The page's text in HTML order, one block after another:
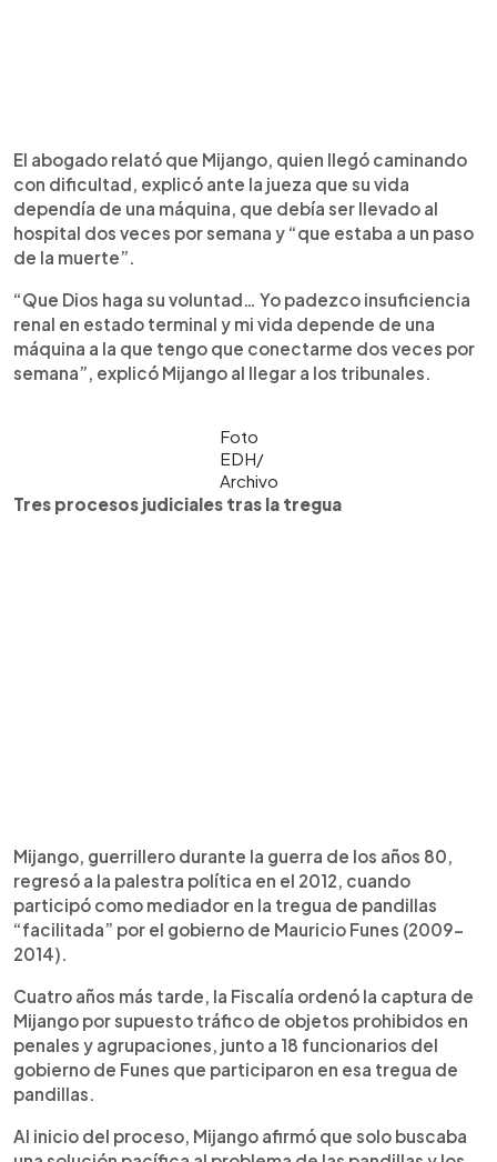
El abogado relató que Mijango, quien llegó caminando
con dificultad, explicó ante la jueza que su vida
dependía de una máquina, que debía ser llevado al
hospital dos veces por semana y “que estaba a un paso
de la muerte”.
“Que Dios haga su voluntad… Yo padezco insuficiencia
renal en estado terminal y mi vida depende de una
máquina a la que tengo que conectarme dos veces por
semana”, explicó Mijango al llegar a los tribunales.
Foto
EDH/
Archivo
Tres procesos judiciales tras la tregua
Mijango, guerrillero durante la guerra de los años 80,
regresó a la palestra política en el 2012, cuando
participó como mediador en la tregua de pandillas
“facilitada” por el gobierno de Mauricio Funes (2009-
2014).
Cuatro años más tarde, la Fiscalía ordenó la captura de
Mijango por supuesto tráfico de objetos prohibidos en
penales y agrupaciones, junto a 18 funcionarios del
gobierno de Funes que participaron en esa tregua de
pandillas.
Al inicio del proceso, Mijango afirmó que solo buscaba